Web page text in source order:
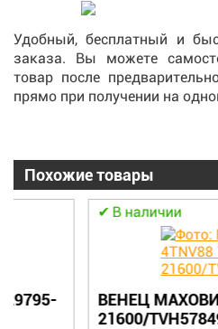
Удобный, бесплатный и
заказа. Вы можете
товар после
прямо при получении на
Похожие товары
В наличии
ВЕНЕЦ МАХОВИКА
21600/TVH5784993